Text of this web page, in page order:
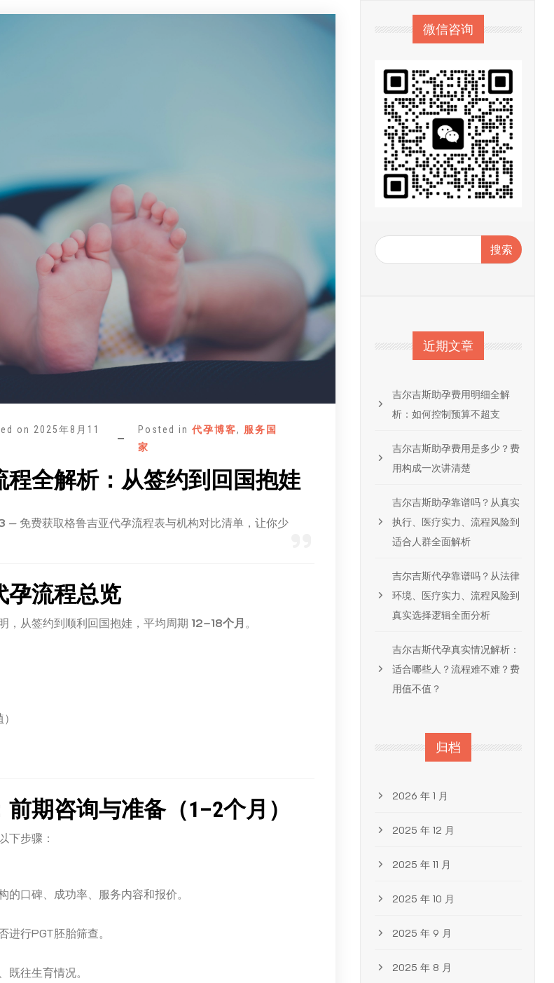
on 2025年8月11
Posted in 代孕博客, 服务国
家
程全解析：从签约到回国抱娃
— 免费获取格鲁吉亚代孕流程表与机构对比清单，让你少
孕流程总览
，从签约到顺利回国抱娃，平均周期 12–18个月 。
期咨询与准备（1–2个月）
下步骤：
的口碑、成功率、服务内容和报价。
进行PGT胚胎筛查。
既往生育情况。
微信咨询
搜索
近期文章
吉尔吉斯助孕费用明细全解
析：如何控制预算不超支
吉尔吉斯助孕费用是多少？费
用构成一次讲清楚
吉尔吉斯助孕靠谱吗？从真实
执行、医疗实力、流程风险到
适合人群全面解析
吉尔吉斯代孕靠谱吗？从法律
环境、医疗实力、流程风险到
真实选择逻辑全面分析
吉尔吉斯代孕真实情况解析：
适合哪些人？流程难不难？费
用值不值？
归档
2026 年 1 月
2025 年 12 月
2025 年 11 月
2025 年 10 月
2025 年 9 月
2025 年 8 月